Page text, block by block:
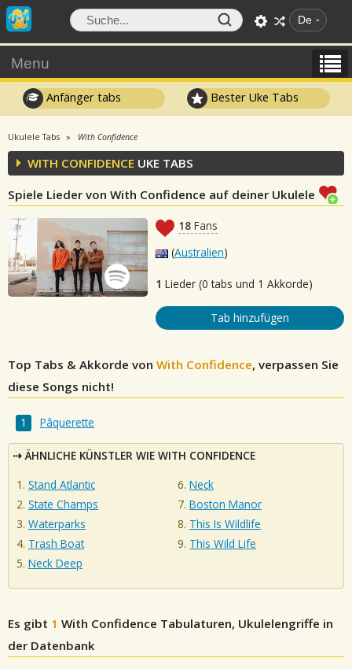
De
Menu
Anfänger tabs Bester Uke Tabs
Ukulele Tabs With Confidence
WITH CONFIDENCE UKE TABS
Spiele Lieder von With Confidence auf deiner Ukulele
18 Fans
(Australien)
1 Lieder (0 tabs und 1 Akkorde)
Tab hinzufügen
Top Tabs & Akkorde von With Confidence, verpassen Sie
diese Songs nicht!
Pâquerette
ÄHNLICHE KÜNSTLER WIE WITH CONFIDENCE
Stand Atlantic
State Champs
Waterparks
Trash Boat
Neck Deep
Neck
Boston Manor
This Is Wildlife
This Wild Life
Es gibt 1 With Confidence Tabulaturen, Ukulelengriffe in
der Datenbank